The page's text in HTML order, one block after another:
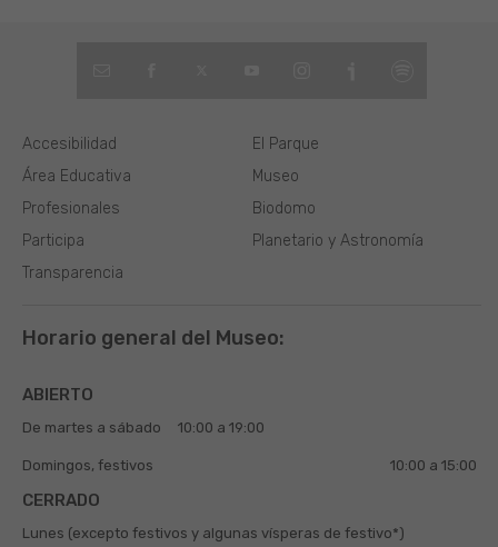
El Parque
Museo
Biodomo
Planetario y Astronomía
Área Educativa
Profesionales
Participa
Transparencia
Accesibilidad
Horario general del Museo:
ABIERTO
De martes a sábado 10:00 a 19:00
Domingos, festivos 10:00 a 15:00
CERRADO
Lunes (excepto festivos y algunas vísperas de festivo*)